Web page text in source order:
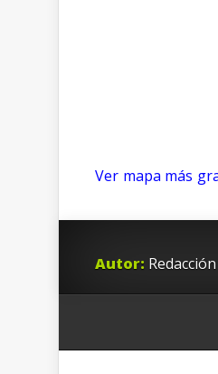
Ver mapa más
Autor: Redacción